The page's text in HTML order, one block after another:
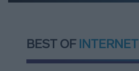
BEST OF INTERNET